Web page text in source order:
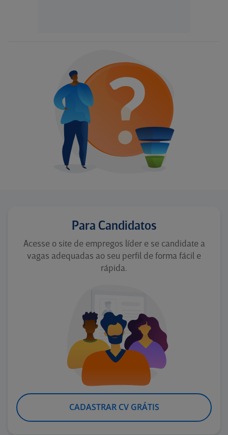
Para Candidatos
Acesse o site de empregos líder e se candidate a
vagas adequadas ao seu perfil de forma fácil e
rápida.
CADASTRAR CV GRÁTIS